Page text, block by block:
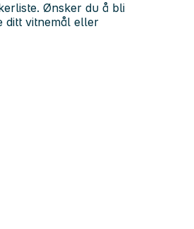
Ønsker du å bli
ditt vitnemål eller